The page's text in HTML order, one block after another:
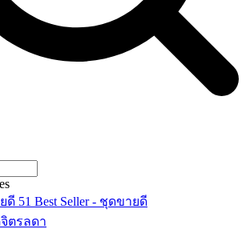
51 Best Seller - ชุดขายดี
ตรลดา